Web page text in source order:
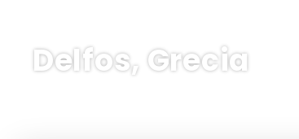
Delfos, Grecia